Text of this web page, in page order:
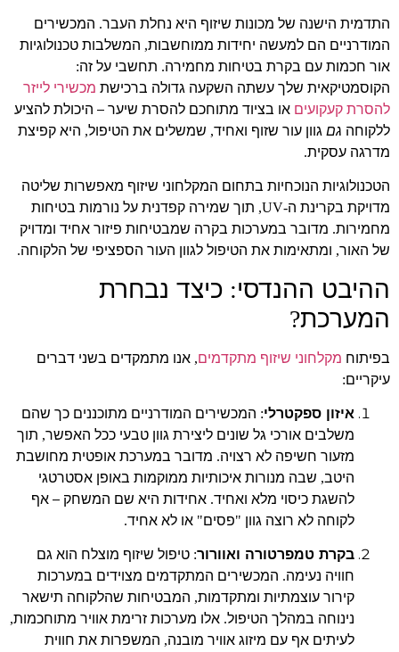
התדמית הישנה של מכונות שיזוף היא נחלת העבר. המכשירים
המודרניים הם למעשה יחידות ממוחשבות, המשלבות טכנולוגיות
אור חכמות עם בקרת בטיחות מחמירה. תחשבי על זה:
הקוסמטיקאית שלך עשתה השקעה גדולה ברכישת מכשירי לייזר
להסרת קעקועים או בציוד מתוחכם להסרת שיער – היכולת להציע
ללקוחה גם גוון עור שזוף ואחיד, שמשלים את הטיפול, היא קפיצת
מדרגה עסקית.
הטכנולוגיות הנוכחיות בתחום המקלחוני שיזוף מאפשרות שליטה
מדויקת בקרינת ה-UV,
תוך שמירה קפדנית על נורמות בטיחות
מחמירות. מדובר במערכות בקרה שמבטיחות פיזור אחיד ומדויק
של האור, ומתאימות את הטיפול לגוון העור הספציפי של הלקוחה.
ההיבט ההנדסי: כיצד נבחרת
המערכת?
בפיתוח מקלחוני שיזוף מתקדמים, אנו מתמקדים בשני דברים
עיקריים:
איזון ספקטרלי: המכשירים המודרניים מתוכננים כך שהם
משלבים אורכי גל שונים ליצירת גוון טבעי ככל האפשר, תוך
מזעור חשיפה לא רצויה. מדובר במערכת אופטית מחושבת
היטב, שבה מנורות איכותיות ממוקמות באופן אסטרטגי
להשגת כיסוי מלא ואחיד. אחידות היא שם המשחק – אף
לקוחה לא רוצה גוון "פסים" או לא אחיד.
בקרת טמפרטורה ואוורור: טיפול שיזוף מוצלח הוא גם
חוויה נעימה. המכשירים המתקדמים מצוידים במערכות
קירור עוצמתיות ומתקדמות, המבטיחות שהלקוחה תישאר
נינוחה במהלך הטיפול. אלו מערכות זרימת אוויר מתוחכמות,
לעיתים אף עם מיזוג אוויר מובנה, המשפרות את חווית